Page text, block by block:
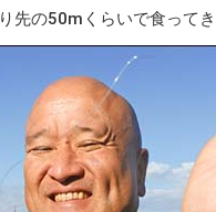
先の50mくらいで食ってき